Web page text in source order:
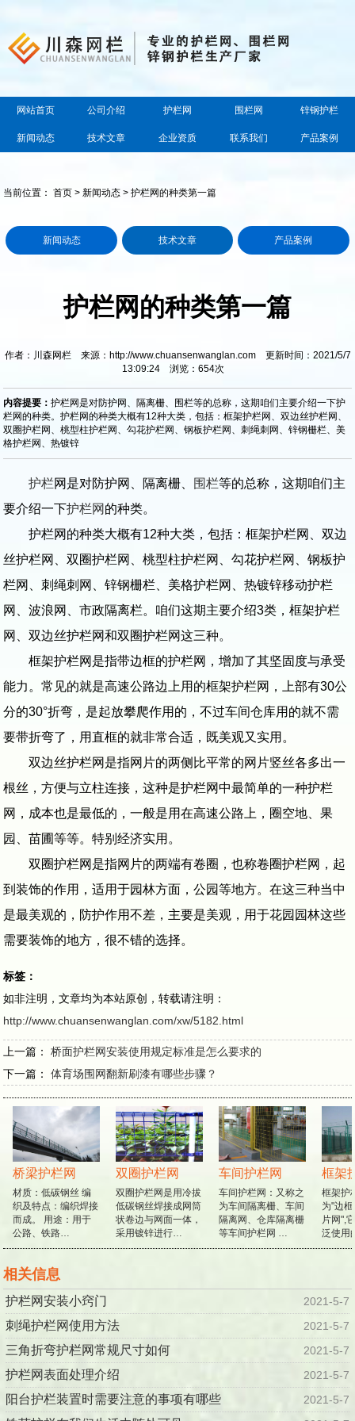
网站首页 公司介绍 护栏网 围栏网 锌钢护栏
新闻动态 技术文章 企业资质 联系我们 产品案例
当前位置：首页 >新闻动态 > 护栏网的种类第一篇
新闻动态 技术文章 产品案例
护栏网的种类第一篇
作者：川森网栏 来源：http://www.chuansenwanglan.com 更新时间：2021/5/7
13:09:24 浏览： 654次
内容提要：护栏网是对防护网、隔离栅、围栏等的总称，这期咱们主要介绍一下护
栏网的种类。护栏网的种类大概有12种大类，包括：框架护栏网、双边丝护栏网、
双圈护栏网、桃型柱护栏网、勾花护栏网、钢板护栏网、刺绳刺网、锌钢栅栏、美
格护栏网、热镀锌
护栏网是对防护网、隔离栅、 围栏等的总称，这期咱们主
要介绍一下护栏网 的种类。
护栏网的种类大概有12种大类，包括：框架护栏网、双边
丝护栏网、双圈护栏网、桃型柱护栏网、勾花护栏网、钢板护
栏网、刺绳刺网、锌钢栅栏、美格护栏网、热镀锌移动护栏
网、波浪网、市政隔离栏。咱们这期主要介绍3类，框架护栏
网、双边丝护栏网和双圈护栏网这三种。
框架护栏网是指带边框的护栏网，增加了其坚固度与承受
能力。常见的就是高速公路边上用的框架护栏网，上部有30公
分的30°折弯，是起放攀爬作用的，不过车间仓库用的就不需
要带折弯了，用直框的就非常合适，既美观又实用。
双边丝护栏网是指网片的两侧比平常的网片竖丝各多出一
根丝，方便与立柱连接，这种是护栏网中最简单的一种护栏
网，成本也是最低的，一般是用在高速公路上，圈空地、果
园、苗圃等等。特别经济实用。
双圈护栏网是指网片的两端有卷圈，也称卷圈护栏网，起
到装饰的作用，适用于园林方面，公园等地方。在这三种当中
是最美观的，防护作用不差，主要是美观，用于花园园林这些
需要装饰的地方，很不错的选择。
标签：
如非注明，文章均为本站原创，转载请注明：
http://www.chuansenwanglan.com/xw/5182.html
上一篇：桥面护栏网安装使用规定标准是怎么要求的
下一篇：体育场围网翻新刷漆有哪些步骤？
桥梁护栏网
材质：低碳钢丝 编
织及特点：编织焊接
而成。 用途：用于
公路、铁路…
双圈护栏网
双圈护栏网是用冷拔
低碳钢丝焊接成网筒
状卷边与网面一体，
采用镀锌进行…
车间护栏网
车间护栏网：又称之
为车间隔离栅、车间
隔离网、仓库隔离栅
等车间护栏网 …
框架
框架护
为"边
片网",
泛使用
相关信息
护栏网安装小窍门 2021-5-7
刺绳护栏网使用方法 2021-5-7
三角折弯护栏网常规尺寸如何 2021-5-7
护栏网表面处理介绍 2021-5-7
阳台护栏装置时需要注意的事项有哪些 2021-5-7